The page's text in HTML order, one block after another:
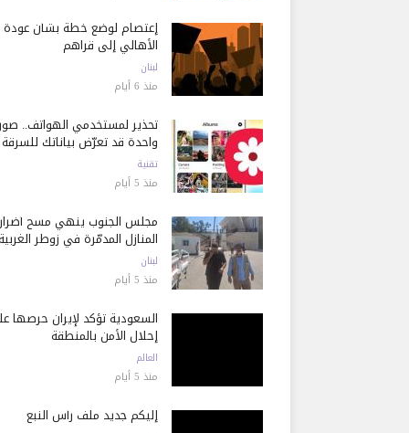
إعتصام لوضع خطة بشأن عودة
الأهالي إلى قراهم
لبنان
منذ 6 أيام
تحذير لمستخدمي الهواتف..
واحدة قد تعرّض بياناتك للسرقة
تقنية
منذ 5 أيام
مجلس الجنوب ينهي مسح أضرار
المنازل المدمّرة في زوطر الغربية
لبنان
منذ 5 أيام
السعودية تؤكد لإيران حرصها
إحلال الأمن بالمنطقة
العالم
منذ 5 أيام
إليكم جديد ملف رأس النبع